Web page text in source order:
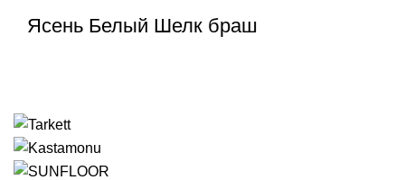
Ясень Белый Шелк браш